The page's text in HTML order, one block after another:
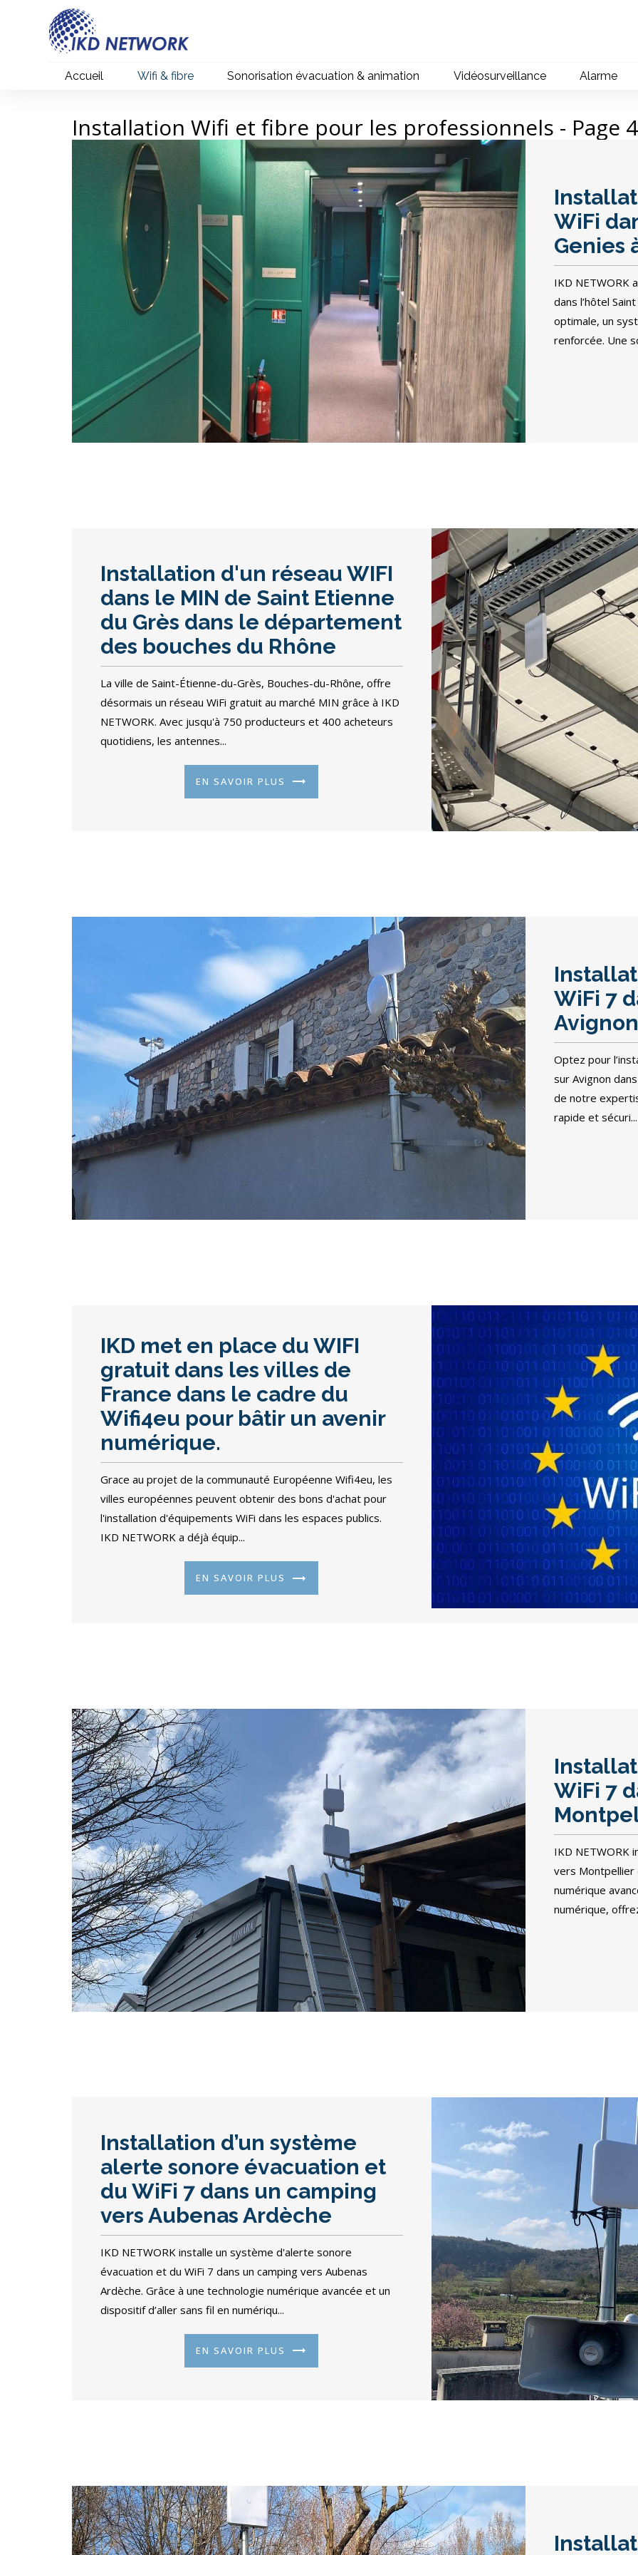
Accueil Wifi & fibre Sonorisation évacuation & animation Vidéosurveillance Alarme
Installation Wifi et fibre pour les professionnels - Page 4
WiFi
Genies
IKD NETWORK
dans l’hôtel
optimale, un
renforcée. Une
Installation d'un réseau WIFI
dans le MIN de Saint Etienne
du Grès dans le département
des bouches du Rhône
La ville de Saint-Étienne-du-Grès, Bouches-du-Rhône, offre
désormais un réseau WiFi gratuit au marché MIN grâce à IKD
NETWORK. Avec jusqu'à 750 producteurs et 400 acheteurs
quotidiens, les antennes...
EN SAVOIR PLUS
WiFi 7
Optez pour
sur Avignon
de notre
rapide et sécuri...
IKD met en place du WIFI
gratuit dans les villes de
France dans le cadre du
Wifi4eu pour bâtir un avenir
numérique.
Grace au projet de la communauté Européenne Wifi4eu, les
villes européennes peuvent obtenir des bons d'achat pour
l'installation d'équipements WiFi dans les espaces publics.
IKD NETWORK a déjà équip...
EN SAVOIR PLUS
WiFi 7
IKD NETWORK
vers Montpellier
numérique
numérique,
Installation d’un système
alerte sonore évacuation et
du WiFi 7 dans un camping
vers Aubenas Ardèche
IKD NETWORK installe un système d'alerte sonore
évacuation et du WiFi 7 dans un camping vers Aubenas
Ardèche. Grâce à une technologie numérique avancée et un
dispositif d’aller sans fil en numériqu...
EN SAVOIR PLUS
Panneau de gestion des cookies